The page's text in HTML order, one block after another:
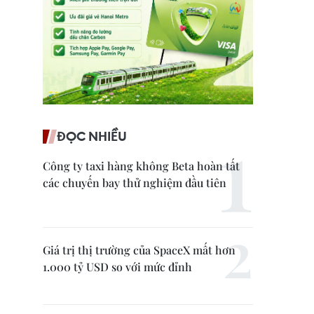
ĐỌC NHIỀU
Công ty taxi hàng không Beta hoàn tất
các chuyến bay thử nghiệm đầu tiên
Giá trị thị trường của SpaceX mất hơn
1.000 tỷ USD so với mức đỉnh